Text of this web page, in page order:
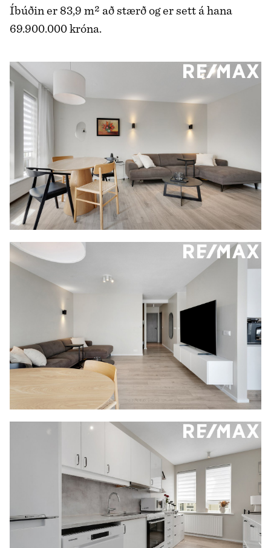
Íbúðin er 83,9 m² að stærð og er sett á hana
69.900.000 króna.